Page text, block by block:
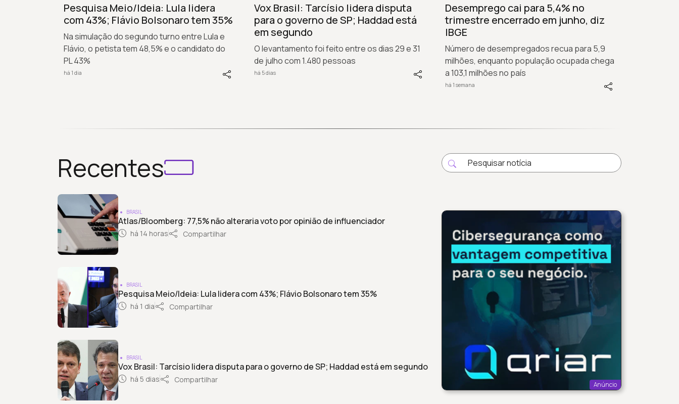
Pesquisa Meio/Ideia: Lula lidera
com 43%; Flávio Bolsonaro tem 35%
Na simulação do segundo turno entre Lula e
Flávio, o petista tem 48,5% e o candidato do
PL 43%
há 1 dia
Vox Brasil: Tarcísio lidera disputa
para o governo de SP; Haddad está
em segundo
O levantamento foi feito entre os dias 29 e 31
de julho com 1.480 pessoas
há 5 dias
Desemprego cai para 5,4% no
trimestre encerrado em junho, diz
IBGE
Número de desempregados recua para 5,9
milhões, enquanto população ocupada chega
a 103,1 milhões no país
há 1 semana
Recentes
Anúncio
BRASIL
Atlas/Bloomberg: 77,5% não alteraria voto por opinião de influenciador
há 14 horas Compartilhar
BRASIL
Pesquisa Meio/Ideia: Lula lidera com 43%; Flávio Bolsonaro tem 35%
há 1 dia Compartilhar
BRASIL
Vox Brasil: Tarcísio lidera disputa para o governo de SP; Haddad está em segundo
há 5 dias Compartilhar